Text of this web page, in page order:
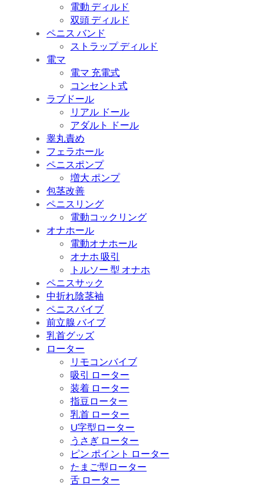
電動 ディルド
双頭 ディルド
ペニス バンド
ストラップ ディルド
電マ
電マ 充電式
コンセント式
ラブドール
リアル ドール
アダルト ドール
睾丸責め
フェラホール
ペニスポンプ
増大 ポンプ
包茎改善
ペニスリング
電動コックリング
オナホール
電動オナホール
オナホ 吸引
トルソー 型 オナホ
ペニスサック
中折れ陰茎袖
ペニスバイブ
前立腺 バイブ
乳首グッズ
ローター
リモコンバイブ
吸引 ローター
装着 ローター
指豆ローター
乳首 ローター
U字型ローター
うさぎ ローター
ピン ポイント ローター
たまご型ローター
舌 ローター